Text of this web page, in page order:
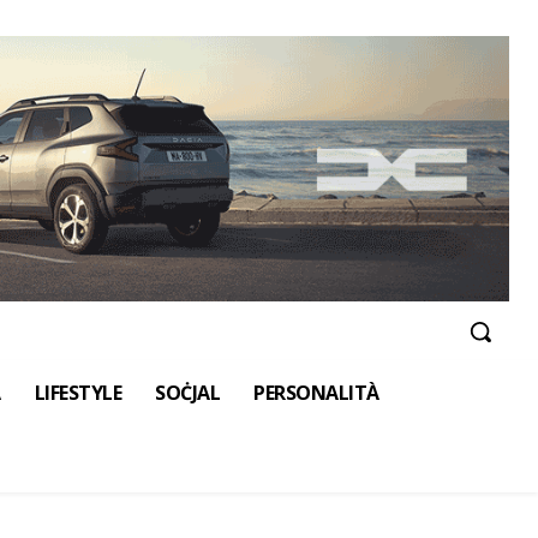
LIFESTYLE SOĊJAL PERSONALITÀ